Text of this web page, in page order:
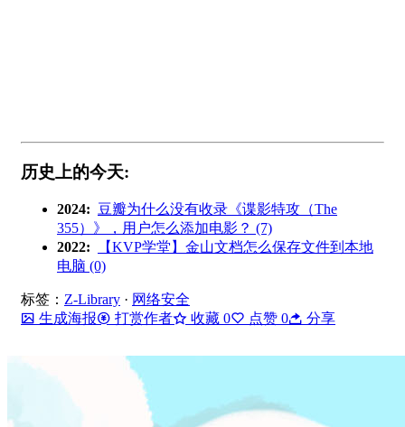
历史上的今天:
2024: 豆瓣为什么没有收录《谍影特攻（The
355）》，用户怎么添加电影？ (7)
2022:
【KVP学堂】金山文档怎么保存文件到本地
电脑 (0)
标签： Z-Library · 网络安全
生成海报
打赏作者 收藏 0 点赞 0 分享